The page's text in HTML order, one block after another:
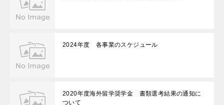
2024年度 各事業のスケジュール
2020年度海外留学奨学金 書類選考結果の通知に
ついて